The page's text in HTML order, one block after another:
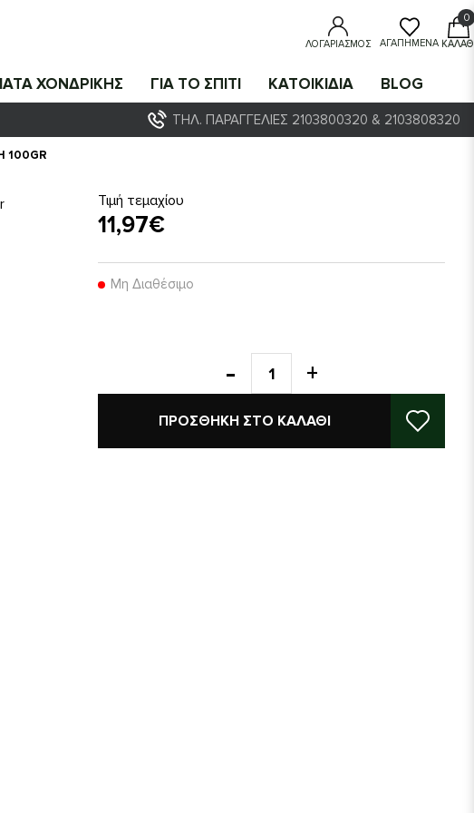
ΛΟΓΑΡΙΑΣΜΌΣ ΑΓΑΠΗΜΈΝΑ
0
ΧΟΝΔΡΙΚΗΣ ΓΙΑ ΤΟ ΣΠΙΤΙ ΚΑΤΟΙΚΙΔΙΑ BLOG
ΤΗΛ. ΠΑΡΑΓΓΕΛΊΕΣ 2103800320 & 2103808320
100GR
Τιμή τεμαχίου
11,97€
Μη Διαθέσιμο
ΠΡΟΣΘΉΚΗ ΣΤΟ ΚΑΛΆΘΙ